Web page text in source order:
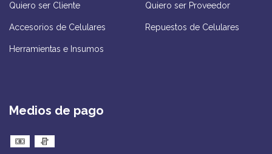
Quiero ser Cliente Quiero ser Proveedor
Accesorios de Celulares Repuestos de Celulares
Herramientas e Insumos
Medios de pago